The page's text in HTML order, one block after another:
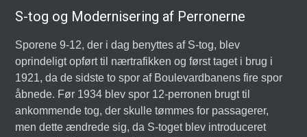
S-tog og Modernisering af Perronerne
Sporene 9-12, der i dag benyttes af S-tog, blev
oprindeligt opført til nærtrafikken og først taget i brug i
1921, da de sidste to spor af Boulevardbanens fire spor
åbnede. Før 1934 blev spor 12-perronen brugt til
ankommende tog, der skulle tømmes for passagerer,
men dette ændrede sig, da S-toget blev introduceret